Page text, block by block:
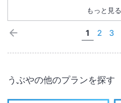
もっと見る
1 2 3
うぶやの他のプランを探す